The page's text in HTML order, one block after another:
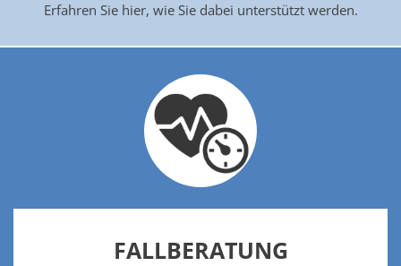
Erfahren Sie hier, wie Sie dabei unterstützt werden.
FALLBERATUNG